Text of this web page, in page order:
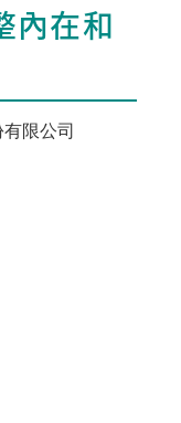
內在和
限公司